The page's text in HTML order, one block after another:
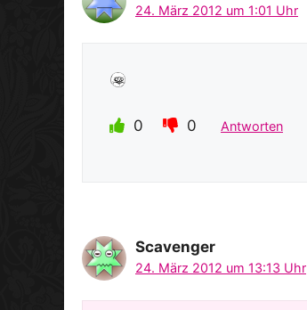
24. März 2012 um 1:01 Uhr
0 0 Antworten
Scavenger
24. März 2012 um 13:13 Uhr